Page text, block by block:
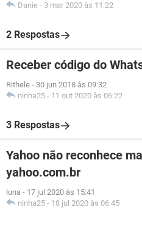
Danie - 3 mar 2020 às 11:22
2 Respostas
Receber código do
Rithele - 30 jun 2018 às 09:32
ninha25 - 11 out 2020 às 06:22
3 Respostas
Yahoo não reconhece
yahoo.com.br
luna - 17 jul 2020 às 15:41
ninha25 - 18 jul 2020 às 06:45